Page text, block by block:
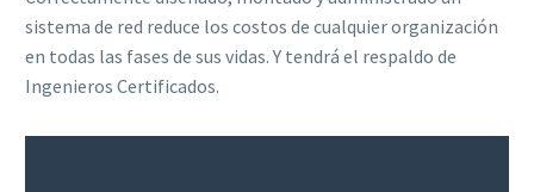
sistema de red reduce los costos de cualquier organización
en todas las fases de sus vidas. Y tendrá el respaldo de
Ingenieros Certificados.